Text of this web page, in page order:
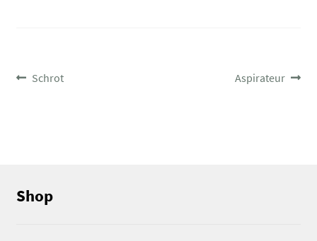
BEITRAGSNAVIGATION
Vorheriger
Schrot
Nächster
Aspirateur
Shop